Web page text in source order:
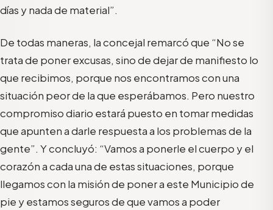
días y nada de material”.
De todas maneras, la concejal remarcó que “No se
trata de poner excusas, sino de dejar de manifiesto lo
que recibimos, porque nos encontramos con una
situación peor de la que esperábamos. Pero nuestro
compromiso diario estará puesto en tomar medidas
que apunten a darle respuesta a los problemas de la
gente”. Y concluyó: “Vamos a ponerle el cuerpo y el
corazón a cada una de estas situaciones, porque
llegamos con la misión de poner a este Municipio de
pie y estamos seguros de que vamos a poder